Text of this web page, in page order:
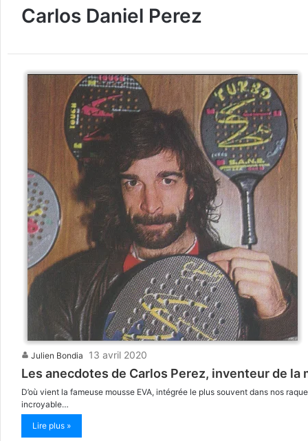
Carlos Daniel Perez
Julien Bondia 13 avril 2020
Les anecdotes de Carlos Perez, inventeur de la
D’où vient la fameuse mousse EVA, intégrée le plus souvent dans nos
incroyable…
Lire plus »